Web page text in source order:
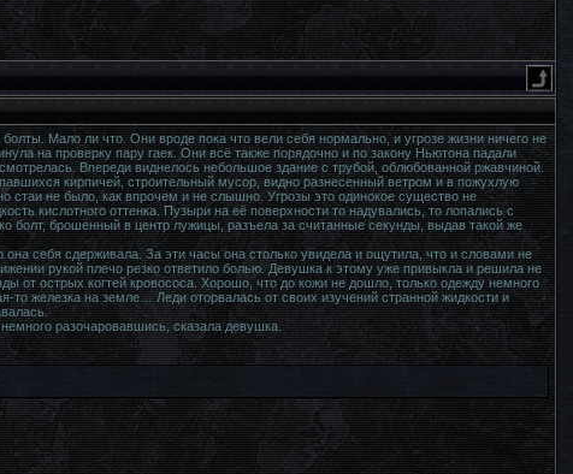
Мало ли что. Они вроде пока что вели себя нормально, и угрозе жизни ничего не
на проверку пару гаек. Они всё также порядочно и по закону Ньютона падали
Впереди виднелось небольшое здание с трубой, облюбованной ржавчиной.
кирпичей, строительный мусор, видно разнесенный ветром и в пожухлую
стаи не было, как впрочем и не слышно. Угрозы это одинокое существо не
кислотного оттенка. Пузыри на её поверхности то надувались, то лопались с
болт, брошенный в центр лужицы, разъела за считанные секунды, выдав такой же
себя сдерживала. За эти часы она столько увидела и ощутила, что и словами не
рукой плечо резко ответило болью. Девушка к этому уже привыкла и решила не
от острых когтей кровососа. Хорошо, что до кожи не дошло, только одежду немного
железка на земле… Леди оторвалась от своих изучений странной жидкости и
разочаровавшись, сказала девушка.